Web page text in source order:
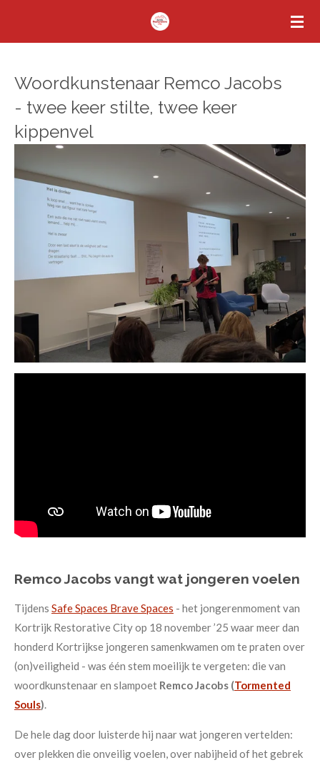
hoofdinhoud
Woordkunstenaar Remco Jacobs
- twee keer stilte, twee keer
kippenvel
Remco Jacobs vangt wat jongeren voelen
Tijdens Safe Spaces Brave Spaces - het jongerenmoment van
Kortrijk Restorative City op 18 november ’25 waar meer dan
honderd Kortrijkse jongeren samenkwamen om te praten over
(on)veiligheid - was één stem moeilijk te vergeten: die van
woordkunstenaar en slampoet Remco Jacobs (Tormented
Souls)
De hele dag door luisterde hij naar wat jongeren vertelden:
over plekken die onveilig voelen, over nabijheid of het gebrek